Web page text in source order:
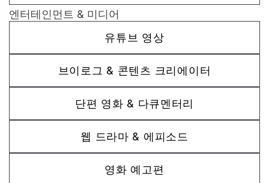
엔터테인먼트 & 미디어
유튜브 영상
브이로그 & 콘텐츠 크리에이터
단편 영화 & 다큐멘터리
웹 드라마 & 에피소드
영화 예고편